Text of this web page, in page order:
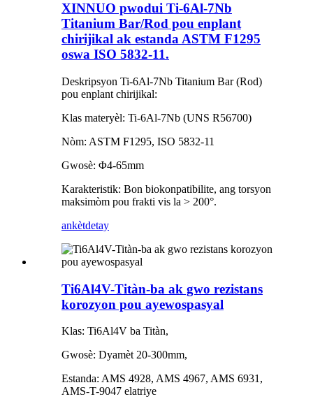
XINNUO pwodui Ti-6Al-7Nb
Titanium Bar/Rod pou enplant
chirijikal ak estanda ASTM F1295
oswa ISO 5832-11.
Deskripsyon Ti-6Al-7Nb Titanium Bar (Rod)
pou enplant chirijikal:
Klas materyèl: Ti-6Al-7Nb (UNS R56700)
Nòm: ASTM F1295, ISO 5832-11
Gwosè: Φ4-65mm
Karakteristik: Bon biokonpatibilite, ang torsyon
maksimòm pou frakti vis la > 200°.
ankètdetay
Ti6Al4V-Titàn-ba ak gwo rezistans
korozyon pou ayewospasyal
Klas: Ti6Al4V ba Titàn,
Gwosè: Dyamèt 20-300mm,
Estanda: AMS 4928, AMS 4967, AMS 6931,
AMS-T-9047 elatriye